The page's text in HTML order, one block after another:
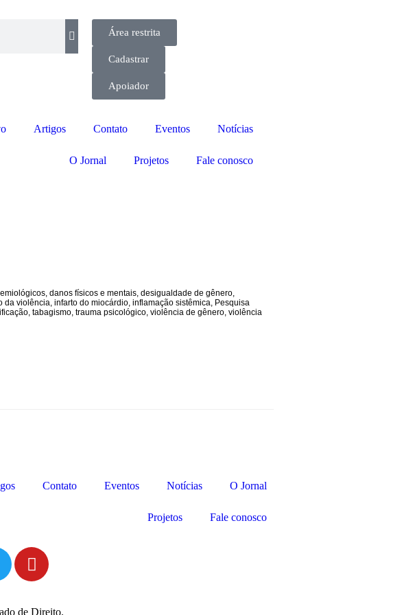
Área restrita
Cadastrar
Apoiador
Artigos Contato Eventos Notícias
O Jornal Projetos Fale conosco
, danos físicos e mentais, desigualdade de gênero,
da violência, infarto do miocárdio, inflamação sistêmica, Pesquisa
, tabagismo, trauma psicológico, violência de gênero, violência
Contato Eventos Notícias O Jornal
Projetos Fale conosco
de Direito.